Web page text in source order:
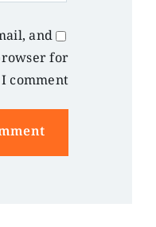
and
for
comment.